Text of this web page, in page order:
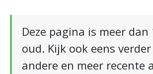
Deze pagina is meer
oud. Kijk ook eens
andere en meer recente